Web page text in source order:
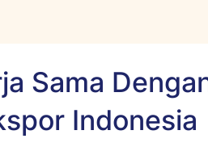
Sama
Indonesia